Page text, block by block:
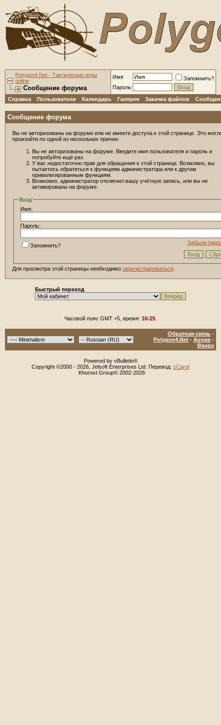
Polygon4.Net - Тактические игры
online
Сообщение форума
Имя
Запомнить?
Пароль
Справка
Пользователи Календарь Галерея Закачка файлов
Сообщение форума
Вы не авторизованы на форуме или не имеете доступа к этой странице. Это
произойти по одной из нескольких причин:
Вы не авторизованы на форуме. Введите имя пользователя и пароль и
попробуйте ещё раз.
У вас недостаточно прав для обращения к этой странице. Возможно, вы
пытаетесь обратиться к функциям администратора или к другим
привилегированным функциям.
Возможно, администратор отключил вашу учётную запись, или вы не
активированы на форуме.
Вход
Имя:
Пароль:
Забыли
Запомнить?
Для просмотра этой страницы необходимо зарегистрироваться
Быстрый переход
Часовой пояс GMT +5, время: 16:25
Обратная связь -
Polygon4.Net - Архив -
Вверх
Powered by vBulletin®
Copyright ©2000 - 2026, Jelsoft Enterprises Ltd. Перевод: zCarot
Khorost Group© 2002-2026